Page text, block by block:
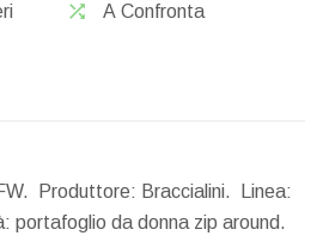
A Confronta
Produttore: Braccialini. Linea:
portafoglio da donna zip around.